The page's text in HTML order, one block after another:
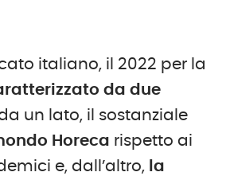
italiano, il 2022 per la
da due
un lato, il sostanziale
Horeca rispetto ai
e, dall’altro, la